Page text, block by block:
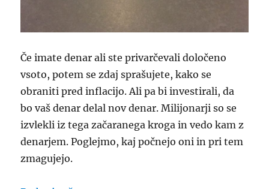
Če imate denar ali ste privarčevali določeno
vsoto, potem se zdaj sprašujete, kako se
obraniti pred inflacijo. Ali pa bi investirali, da
bo vaš denar delal nov denar. Milijonarji so se
izvlekli iz tega začaranega kroga in vedo kam z
denarjem. Poglejmo, kaj počnejo oni in pri tem
zmagujejo.